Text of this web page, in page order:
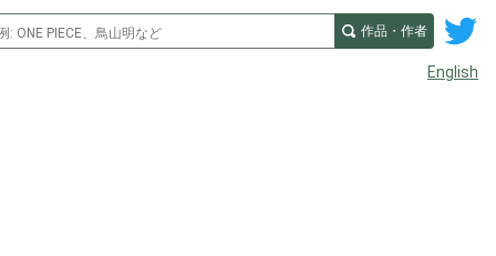
作品・作者
English